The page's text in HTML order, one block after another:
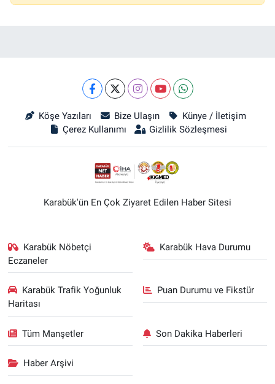
Köşe Yazıları Bize Ulaşın
Künye / İletişim
Çerez Kullanımı
Gizlilik Sözleşmesi
Karabük'ün En Çok Ziyaret Edilen Haber Sitesi
Karabük Nöbetçi
Eczaneler
Karabük Hava Durumu
Karabük Trafik Yoğunluk
Haritası
Puan Durumu ve Fikstür
Tüm Manşetler Son Dakika Haberleri
Haber Arşivi